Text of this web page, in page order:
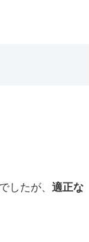
したが、 適正な